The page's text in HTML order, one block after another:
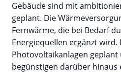
Gebäude sind mit
geplant. Die
Fernwärme, die bei Bedarf
Energiequellen ergänzt wird.
Photovoltaikanlagen
begünstigen darüber hinaus